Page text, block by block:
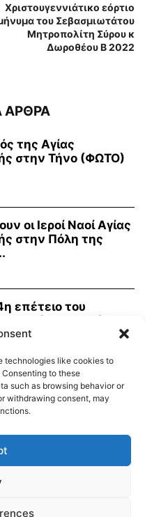
Χριστουγεννιάτικο εόρτιο
του Σεβασμιωτάτου
Μητροπολίτη Σύρου κ
Δωροθέου Β 2022
ΑΡΘΡΑ
της Αγίας
στην Τήνο (ΦΩΤΟ)
οι Ιεροί Ναοί Αγίας
στην Πόλη της
επέτειο του
Αγίας Πελαγίας
– Άνδρου
technologies like cookies to
to these
such as browsing behavior or
withdrawing consent, may